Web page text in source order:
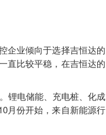
企业倾向于选择吉恒达的
直比较平稳，在吉恒达的
锂电储能、充电桩、化成
月份开始，来自新能源行